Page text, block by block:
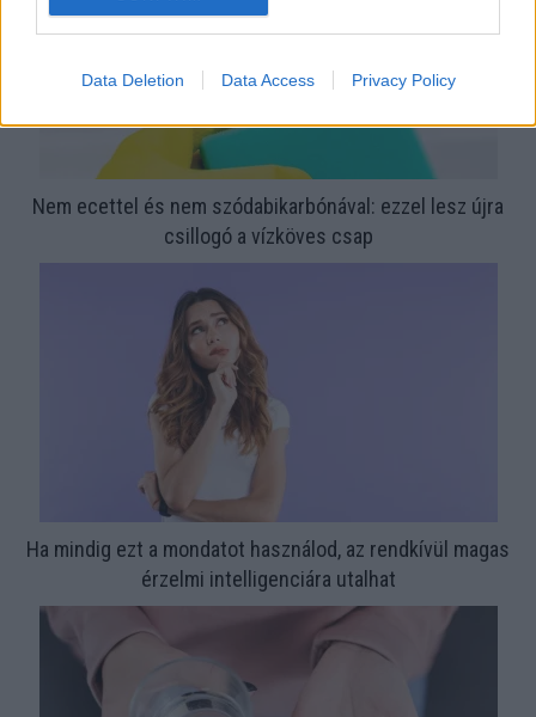
Data Deletion Data Access Privacy Policy
Nem ecettel és nem szódabikarbónával: ezzel lesz újra
csillogó a vízköves csap
Ha mindig ezt a mondatot használod, az rendkívül magas
érzelmi intelligenciára utalhat